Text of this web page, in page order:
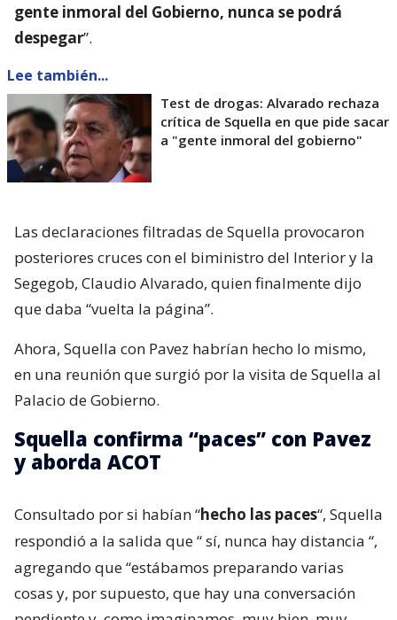
gente inmoral del Gobierno, nunca se podrá
despegar”.
Lee también...
Test de drogas: Alvarado rechaza
crítica de Squella en que pide sacar
a "gente inmoral del gobierno"
Las declaraciones filtradas de Squella provocaron
posteriores cruces con el biministro del Interior y la
Segegob, Claudio Alvarado, quien finalmente dijo
que daba “vuelta la página”.
Ahora, Squella con Pavez habrían hecho lo mismo,
en una reunión que surgió por la visita de Squella al
Palacio de Gobierno.
Squella confirma “paces” con Pavez
y aborda ACOT
Consultado por si habían “hecho las paces“, Squella
respondió a la salida que “sí, nunca hay distancia “,
agregando que “estábamos preparando varias
cosas y, por supuesto, que hay una conversación